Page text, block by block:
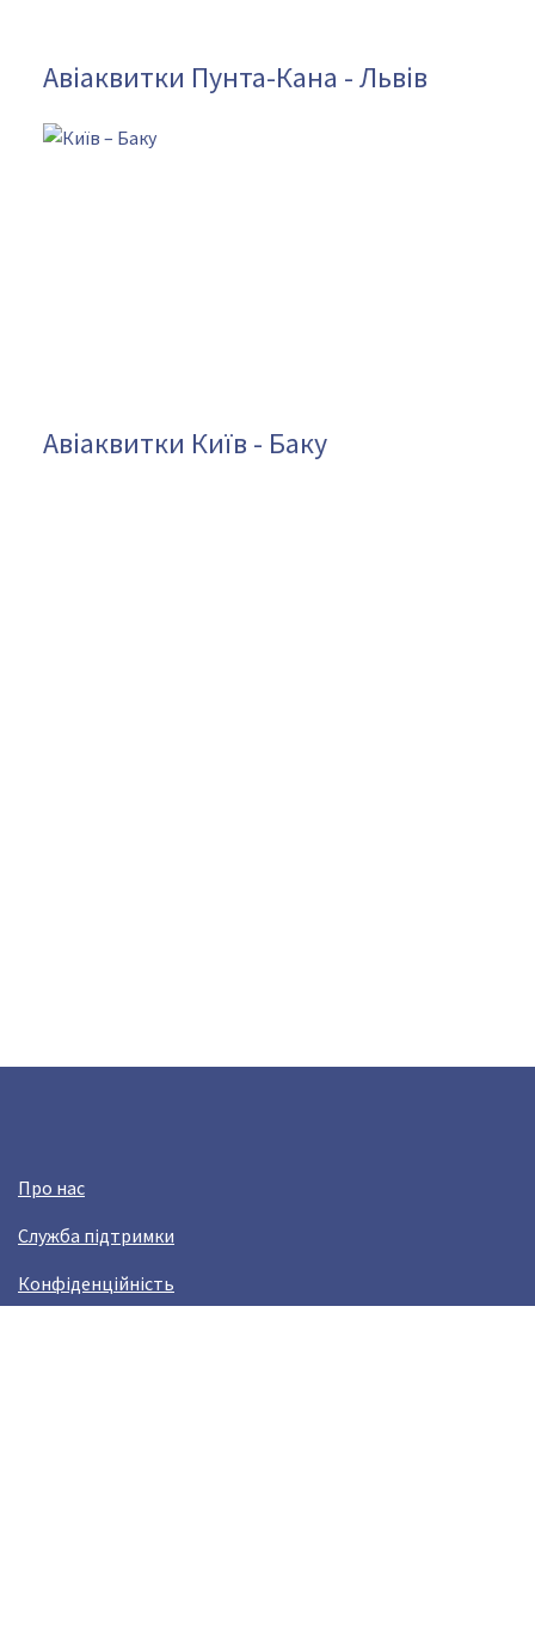
Авіаквитки Пунта-Кана - Львів
Авіаквитки Київ - Баку
Про нас
Служба підтримки
Конфіденційність